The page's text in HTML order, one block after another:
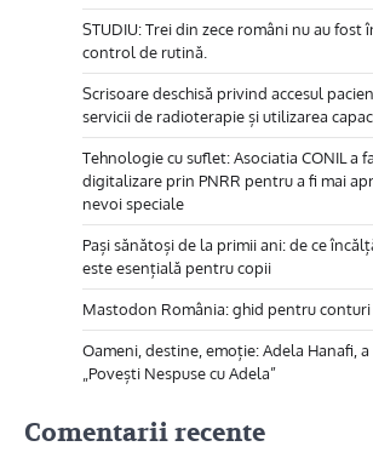
STUDIU: Trei din zece români nu au fost
control de rutină.
Scrisoare deschisă privind accesul
servicii de radioterapie și utilizarea
Tehnologie cu suflet: Asociatia CONIL a
digitalizare prin PNRR pentru a fi mai
nevoi speciale
Pași sănătoși de la primii ani: de ce
este esențială pentru copii
Mastodon România: ghid pentru
Oameni, destine, emoție: Adela Hanafi,
„Povești Nespuse cu Adela”
Comentarii recente